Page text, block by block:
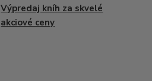
Výpredaj kníh za skvelé
akciové ceny